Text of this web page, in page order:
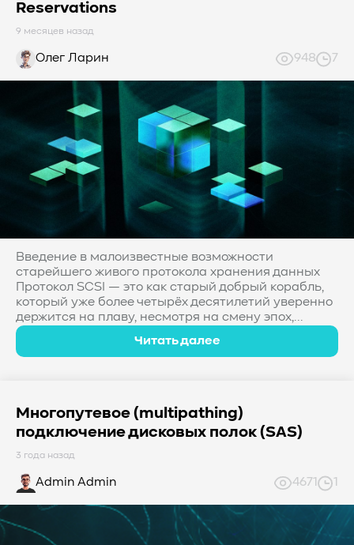
Reservations
9 месяцев назад
Олег Ларин 948 7
Введение в малоизвестные возможности
старейшего живого протокола хранения данных
Протокол SCSI — это как старый добрый корабль,
который уже более четырёх десятилетий уверенно
держится на плаву, несмотря на смену эпох,...
Читать далее
Многопутевое (multipathing)
подключение дисковых полок (SAS)
3 года назад
Admin Admin 4671 1